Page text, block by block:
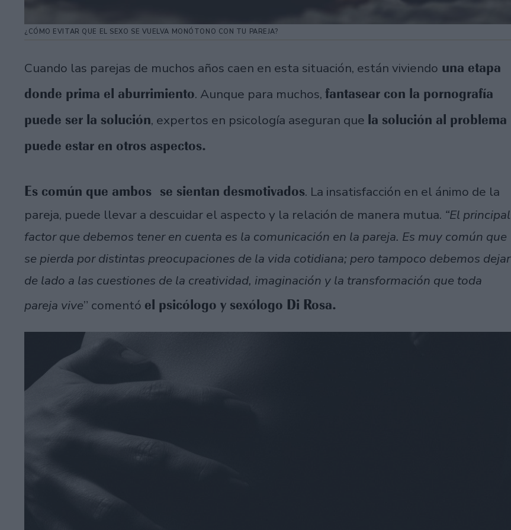
¿CÓMO EVITAR QUE EL SEXO SE VUELVA MONÓTONO CON TU PAREJA?
Cuando las parejas de muchos años caen en esta situación, están viviendo una etapa
donde prima el aburrimiento. Aunque para muchos, fantasear con la pornografía
puede ser la solución, expertos en psicología aseguran que la solución al problema
puede estar en otros aspectos.
Es común que ambos se sientan desmotivados. La insatisfacción en el ánimo de la
pareja, puede llevar a descuidar el aspecto y la relación de manera mutua. “El principal
factor que debemos tener en cuenta es la comunicación en la pareja. Es muy común que
se pierda por distintas preocupaciones de la vida cotidiana; pero tampoco debemos dejar
de lado a las cuestiones de la creatividad, imaginación y la transformación que toda
pareja vive” comentó el psicólogo y sexólogo Di Rosa.